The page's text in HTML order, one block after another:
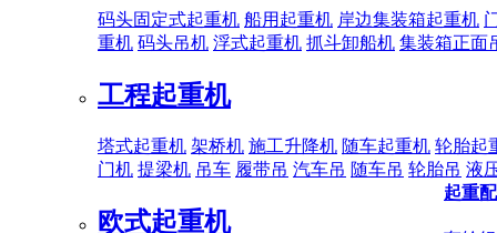
码头固定式起重机 船用起重机 岸边集装箱起重机
重机 码头吊机 浮式起重机 抓斗卸船机 集装箱正面
工程起重机
塔式起重机 架桥机 施工升降机 随车起重机 轮胎起
门机 提梁机 吊车 履带吊 汽车吊 随车吊 轮胎吊 液
欧式起重机
起重